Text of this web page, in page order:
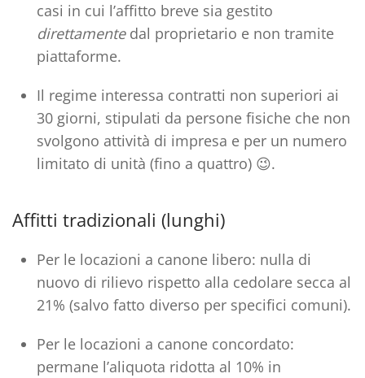
casi in cui l’affitto breve sia gestito
direttamentedal proprietario e non tramite
piattaforme.
Il regime interessa contratti non superiori ai
30 giorni, stipulati da persone fisiche che non
svolgono attività di impresa e per un numero
limitato di unità (fino a quattro) 😉.
Affitti tradizionali (lunghi)
Per le locazioni a canone libero: nulla di
nuovo di rilievo rispetto alla cedolare secca al
21% (salvo fatto diverso per specifici comuni).
Per le locazioni a canone concordato:
permane l’aliquota ridotta al 10% in